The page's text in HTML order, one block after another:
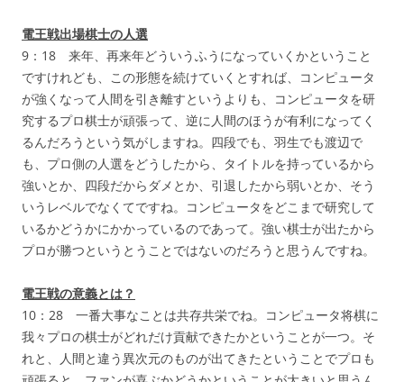
電王戦出場棋士の人選
9：18 来年、再来年どういうふうになっていくかということ
ですけれども、この形態を続けていくとすれば、コンピュータ
が強くなって人間を引き離すというよりも、コンピュータを研
究するプロ棋士が頑張って、逆に人間のほうが有利になってく
るんだろうという気がしますね。四段でも、羽生でも渡辺で
も、プロ側の人選をどうしたから、タイトルを持っているから
強いとか、四段だからダメとか、引退したから弱いとか、そう
いうレベルでなくてですね。コンピュータをどこまで研究して
いるかどうかにかかっているのであって。強い棋士が出たから
プロが勝つというとうことではないのだろうと思うんですね。
電王戦の意義とは？
10：28 一番大事なことは共存共栄でね。コンピュータ将棋に
我々プロの棋士がどれだけ貢献できたかということが一つ。そ
れと、人間と違う異次元のものが出てきたということでプロも